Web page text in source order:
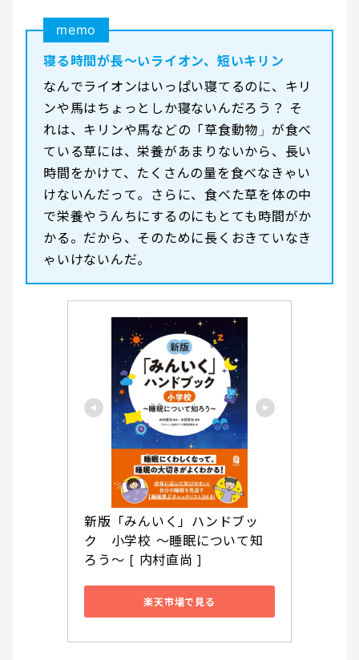
memo
寝る時間が長〜いライオン、短いキリン
なんでライオンはいっぱい寝てるのに、キリ
ンや馬はちょっとしか寝ないんだろう？ そ
れは、キリンや馬などの「草食動物」が食べ
ている草には、栄養があまりないから、長い
時間をかけて、たくさんの量を食べなきゃい
けないんだって。さらに、食べた草を体の中
で栄養やうんちにするのにもとても時間がか
かる。だから、そのために長くおきていなき
ゃいけないんだ。
新版「みんいく」ハンドブッ
ク　小学校 ～睡眠について知
ろう～ [ 内村直尚 ]
楽天市場で見る